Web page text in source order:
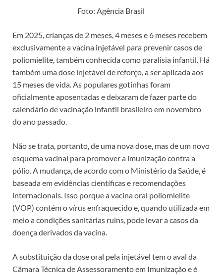
Foto: Agência Brasil
Em 2025, crianças de 2 meses, 4 meses e 6 meses recebem
exclusivamente a vacina injetável para prevenir casos de
poliomielite, também conhecida como paralisia infantil. Há
também uma dose injetável de reforço, a ser aplicada aos
15 meses de vida. As populares gotinhas foram
oficialmente aposentadas e deixaram de fazer parte do
calendário de vacinação infantil brasileiro em novembro
do ano passado.
Não se trata, portanto, de uma nova dose, mas de um novo
esquema vacinal para promover a imunização contra a
pólio. A mudança, de acordo com o Ministério da Saúde, é
baseada em evidências científicas e recomendações
internacionais. Isso porque a vacina oral poliomielite
(VOP) contém o vírus enfraquecido e, quando utilizada em
meio a condições sanitárias ruins, pode levar a casos da
doença derivados da vacina.
A substituição da dose oral pela injetável tem o aval da
Câmara Técnica de Assessoramento em Imunização e é